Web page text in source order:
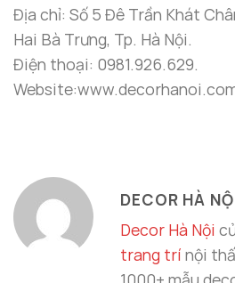
Địa chỉ: Số 5 Đê Trần Khát
Hai Bà Trưng, Tp. Hà Nội.
Điện thoại: 0981.926.629.
DECOR HÀ
Decor Hà Nội
trang trí nội